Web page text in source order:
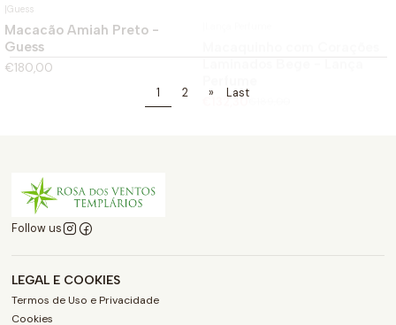
1 2 » Last
Follow us
LEGAL E COOKIES
Termos de Uso e Privacidade
Cookies